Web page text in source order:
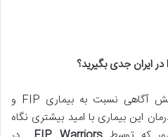
ایران جدی بگیرید؟
در ایران، صاحبان گربه‌ها با افزایش آگاهی نسبت به بیماری FIP و
این بیماری با امید بیشتری نگاه